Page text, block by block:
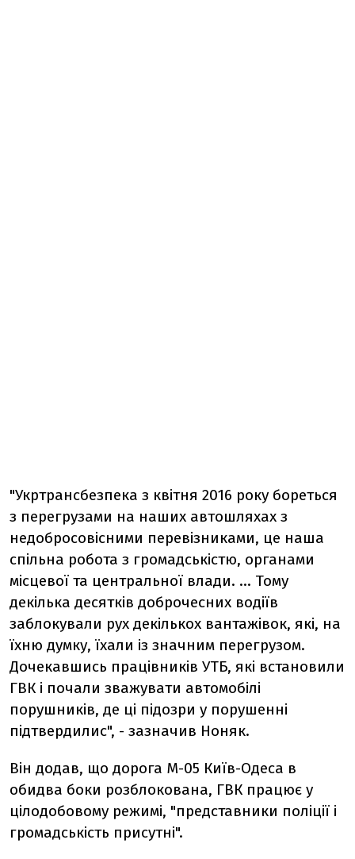
"Укртрансбезпека з квітня 2016 року бореться
з перегрузами на наших автошляхах з
недобросовісними перевізниками, це наша
спільна робота з громадськістю, органами
місцевої та центральної влади. ... Тому
декілька десятків доброчесних водіїв
заблокували рух декількох вантажівок, які, на
їхню думку, їхали із значним перегрузом.
Дочекавшись працівників УТБ, які встановили
ГВК і почали зважувати автомобілі
порушників, де ці підозри у порушенні
підтвердилис", - зазначив Ноняк.
Він додав, що дорога М-05 Київ-Одеса в
обидва боки розблокована, ГВК працює у
цілодобовому режимі, "представники поліції і
громадськість присутні".